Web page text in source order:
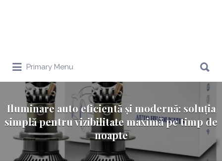
Primary Menu
for:
Iluminare auto eficientă și modernă: soluția
simplă pentru vizibilitate maximă pe timp de
noapte